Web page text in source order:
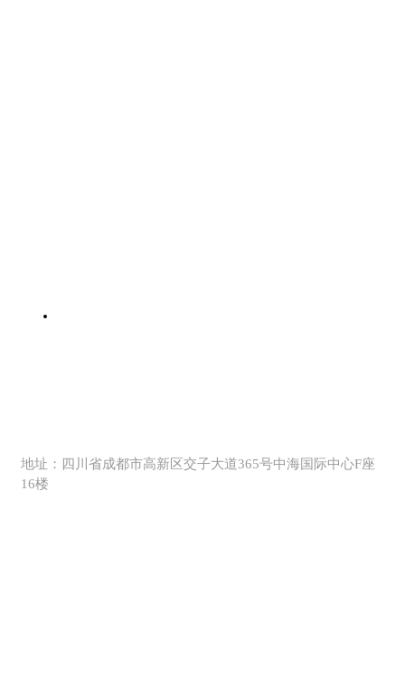
地址：四川省成都市高新区交子大道365号中海国际中心F座
16楼